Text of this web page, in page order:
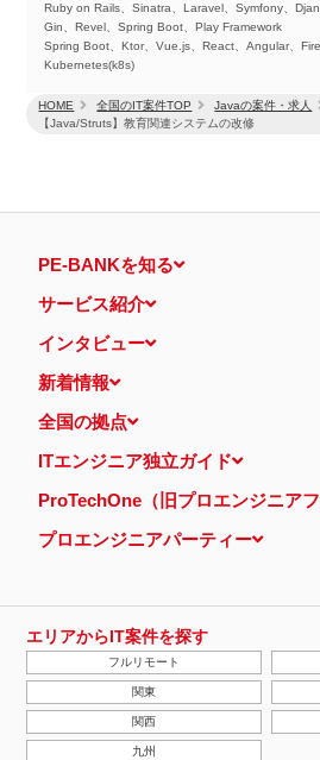
HOME 全国のIT案件TOP Javaの案件・求人
【Java/Struts】教育関連システムの改修
Ruby on Rails、Sinatra、Laravel、Symfony、
Gin、Revel、Spring Boot、Play Framework
Spring Boot、Ktor、Vue.js、React、Angular、
Kubernetes(k8s)
PE-BANKを知る
サービス紹介
インタビュー
新着情報
全国の拠点
ITエンジニア独立ガイド
ProTechOne（旧プロエンジニア
プロエンジニアパーティー
エリアからIT案件を探す
フルリモート
関東
関西
九州